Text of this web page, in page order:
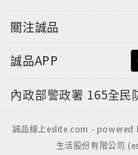
關注誠品
誠品APP
內政部警政署 165全民
誠品線上eslite.com - powered
生活股份有限公司